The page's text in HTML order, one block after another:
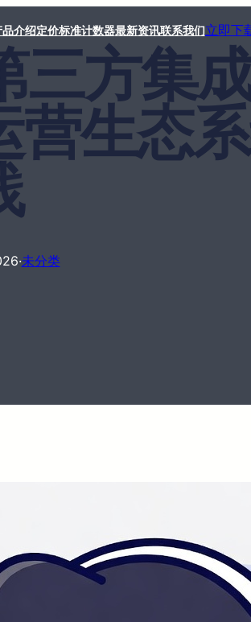
介绍定价标准计数器最新资讯联系我们立即下
方集
营生态
·未分类